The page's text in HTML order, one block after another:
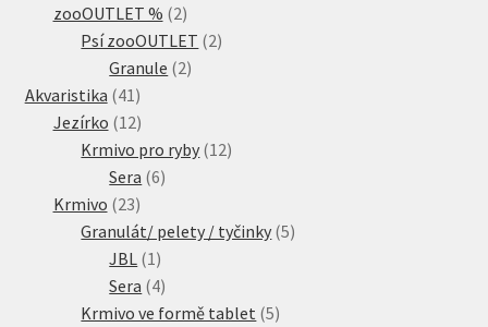
zooOUTLET % 22
produkty
Psí zooOUTLET 22
Granule 22
Akvaristika 4141
produktů
Jezírko 1212
produktů
Krmivo pro ryby 1212
Sera 66
Krmivo 2323
produktů
Granulát/ pelety / tyčinky 55
JBL 11
produkt
Sera 44
produkty
Krmivo ve formě tablet 55